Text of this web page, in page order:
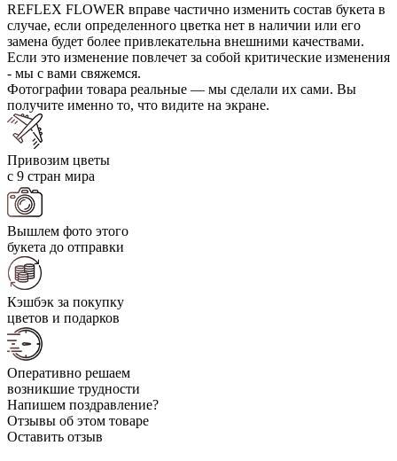
REFLEX FLOWER вправе частично изменить состав букета в
случае, если определенного цветка нет в наличии или его
замена будет более привлекательна внешними качествами.
Если это изменение повлечет за собой критические изменения
- мы с вами свяжемся.
Фотографии товара реальные — мы сделали их сами. Вы
получите именно то, что видите на экране.
Привозим цветы
с 9 стран мира
Вышлем фото этого
букета до отправки
Кэшбэк за покупку
цветов и подарков
Оперативно решаем
возникшие трудности
Напишем поздравление?
Отзывы об этом товаре
Оставить отзыв